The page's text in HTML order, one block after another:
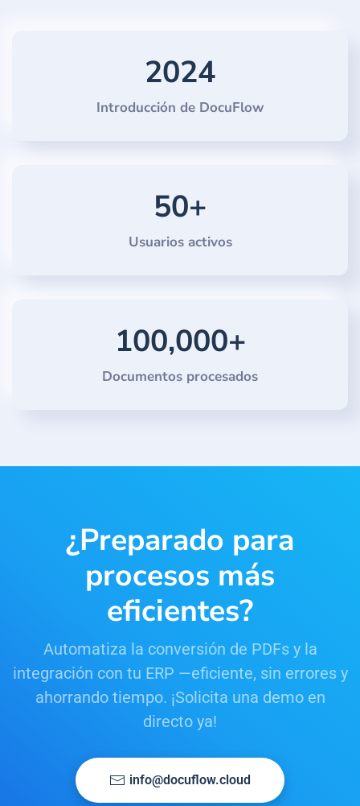
2024
Introducción de DocuFlow
50+
Usuarios activos
100,000+
Documentos procesados
¿Preparado para
procesos más
eficientes?
Automatiza la conversión de PDFs y la
integración con tu ERP —eficiente, sin errores y
ahorrando tiempo. ¡Solicita una demo en
directo ya!
info@docuflow.cloud